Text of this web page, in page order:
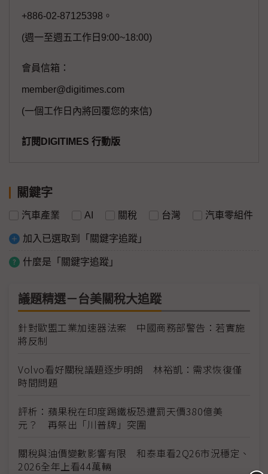
+886-02-87125398。
(週一至週五工作日9:00~18:00)
會員信箱：
member@digitimes.com
(一個工作日內將回覆您的來信)
訂閱DIGITIMES 行動版
關鍵字
汽車產業 AI 關稅 台灣 汽車零組件
加入已選取到「關鍵字追蹤」
什麼是「關鍵字追蹤」
議題精選－台美關稅大追蹤
針對歐盟工業加速器法案 中國商務部警告：若實施
將反制
Volvo看好關稅議題逐步明朗 林裕凱：需求恢復僅
時間問題
評析：蘋果稅在印度踢鐵板恐遭罰天價380億美
元？ 再祭出「川普牌」突圍
關稅與油價變數影響有限 和泰車看2Q26市況穩定、
2026全年上看44萬輛